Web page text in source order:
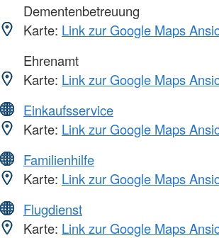
Dementenbetreuung
Karte: Link zur Google Maps
Ehrenamt
Karte: Link zur Google Maps
Einkaufsservice
Karte: Link zur Google Maps
Familienhilfe
Karte: Link zur Google Maps
Flugdienst
Karte: Link zur Google Maps